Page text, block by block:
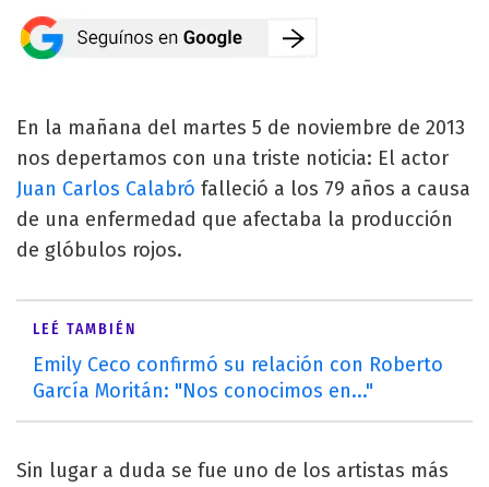
En la mañana del martes 5 de noviembre de 2013
nos depertamos con una triste noticia: El actor
Juan Carlos Calabró falleció a los 79 años a causa
de una enfermedad que afectaba la producción
de glóbulos rojos.
LEÉ TAMBIÉN
Emily Ceco confirmó su relación con Roberto
García Moritán: "Nos conocimos en..."
Sin lugar a duda se fue uno de los artistas más